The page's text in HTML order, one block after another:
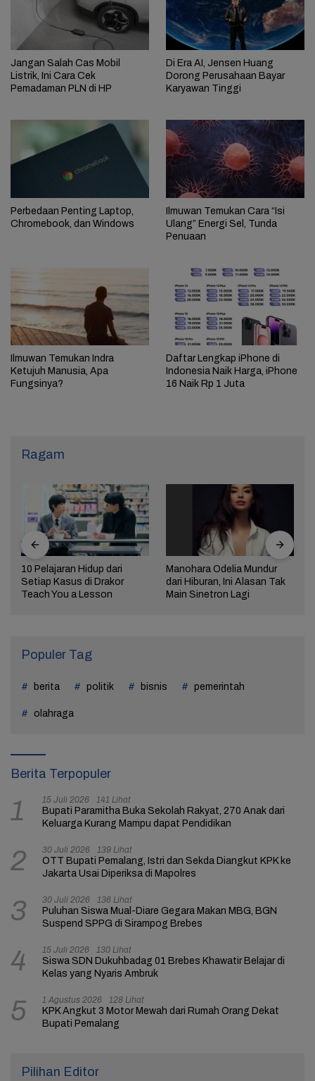
Jangan Salah Cas Mobil
Listrik, Ini Cara Cek
Pemadaman PLN di HP
Di Era AI, Jensen Huang
Dorong Perusahaan Bayar
Karyawan Tinggi
Perbedaan Penting Laptop,
Chromebook, dan Windows
Ilmuwan Temukan Cara “Isi
Ulang” Energi Sel, Tunda
Penuaan
Ilmuwan Temukan Indra
Ketujuh Manusia, Apa
Fungsinya?
Daftar Lengkap iPhone di
Indonesia Naik Harga, iPhone
16 Naik Rp 1 Juta
Ragam
10 Pelajaran Hidup dari
Setiap Kasus di Drakor
Teach You a Lesson
Manohara Odelia Mundur
dari Hiburan, Ini Alasan Tak
Main Sinetron Lagi
Populer Tag
berita politik bisnis pemerintah
olahraga
Berita Terpopuler
1 15 Juli 2026 141 Lihat
Bupati Paramitha Buka Sekolah Rakyat, 270 Anak dari
Keluarga Kurang Mampu dapat Pendidikan
2 30 Juli 2026 139 Lihat
OTT Bupati Pemalang, Istri dan Sekda Diangkut KPK ke
Jakarta Usai Diperiksa di Mapolres
3 30 Juli 2026 136 Lihat
Puluhan Siswa Mual-Diare Gegara Makan MBG, BGN
Suspend SPPG di Sirampog Brebes
4 15 Juli 2026 130 Lihat
Siswa SDN Dukuhbadag 01 Brebes Khawatir Belajar di
Kelas yang Nyaris Ambruk
5 1 Agustus 2026 128 Lihat
KPK Angkut 3 Motor Mewah dari Rumah Orang Dekat
Bupati Pemalang
Pilihan Editor